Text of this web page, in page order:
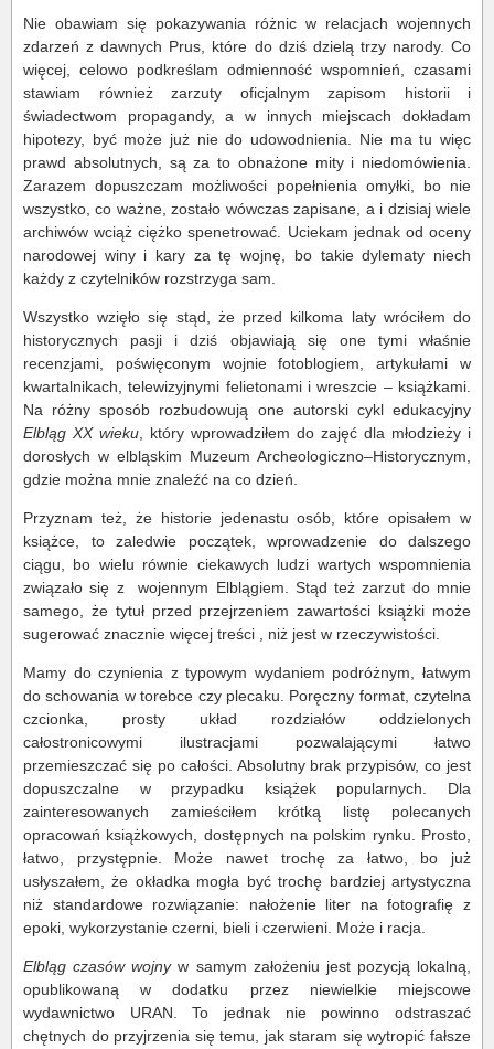
Nie obawiam się pokazywania różnic w relacjach wojennych
zdarzeń z dawnych Prus, które do dziś dzielą trzy narody. Co
więcej, celowo podkreślam odmienność wspomnień, czasami
stawiam również zarzuty oficjalnym zapisom historii i
świadectwom propagandy, a w innych miejscach dokładam
hipotezy, być może już nie do udowodnienia. Nie ma tu więc
prawd absolutnych, są za to obnażone mity i niedomówienia.
Zarazem dopuszczam możliwości popełnienia omyłki, bo nie
wszystko, co ważne, zostało wówczas zapisane, a i dzisiaj wiele
archiwów wciąż ciężko spenetrować. Uciekam jednak od oceny
narodowej winy i kary za tę wojnę, bo takie dylematy niech
każdy z czytelników rozstrzyga sam.
Wszystko wzięło się stąd, że przed kilkoma laty wróciłem do
historycznych pasji i dziś objawiają się one tymi właśnie
recenzjami, poświęconym wojnie fotoblogiem, artykułami w
kwartalnikach, telewizyjnymi felietonami i wreszcie – książkami.
Na różny sposób rozbudowują one autorski cykl edukacyjny
Elbląg XX wieku , który wprowadziłem do zajęć dla młodzieży i
dorosłych w elbląskim Muzeum Archeologiczno–Historycznym,
gdzie można mnie znaleźć na co dzień.
Przyznam też, że historie jedenastu osób, które opisałem w
książce, to zaledwie początek, wprowadzenie do dalszego
ciągu, bo wielu równie ciekawych ludzi wartych wspomnienia
związało się z wojennym Elblągiem. Stąd też zarzut do mnie
samego, że tytuł przed przejrzeniem zawartości książki może
sugerować znacznie więcej treści , niż jest w rzeczywistości.
Mamy do czynienia z typowym wydaniem podróżnym, łatwym
do schowania w torebce czy plecaku. Poręczny format, czytelna
czcionka, prosty układ rozdziałów oddzielonych
całostronicowymi ilustracjami pozwalającymi łatwo
przemieszczać się po całości. Absolutny brak przypisów, co jest
dopuszczalne w przypadku książek popularnych. Dla
zainteresowanych zamieściłem krótką listę polecanych
opracowań książkowych, dostępnych na polskim rynku. Prosto,
łatwo, przystępnie. Może nawet trochę za łatwo, bo już
usłyszałem, że okładka mogła być trochę bardziej artystyczna
niż standardowe rozwiązanie: nałożenie liter na fotografię z
epoki, wykorzystanie czerni, bieli i czerwieni. Może i racja.
Elbląg czasów wojnyw samym założeniu jest pozycją lokalną,
opublikowaną w dodatku przez niewielkie miejscowe
wydawnictwo URAN. To jednak nie powinno odstraszać
chętnych do przyjrzenia się temu, jak staram się wytropić fałsze